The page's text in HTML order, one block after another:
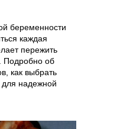
беременности
каждая
пережить
Подробно об
как выбрать
надежной